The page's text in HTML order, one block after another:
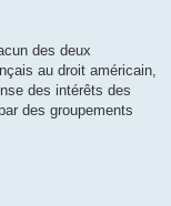
des deux
au droit américain,
des intérêts des
des groupements